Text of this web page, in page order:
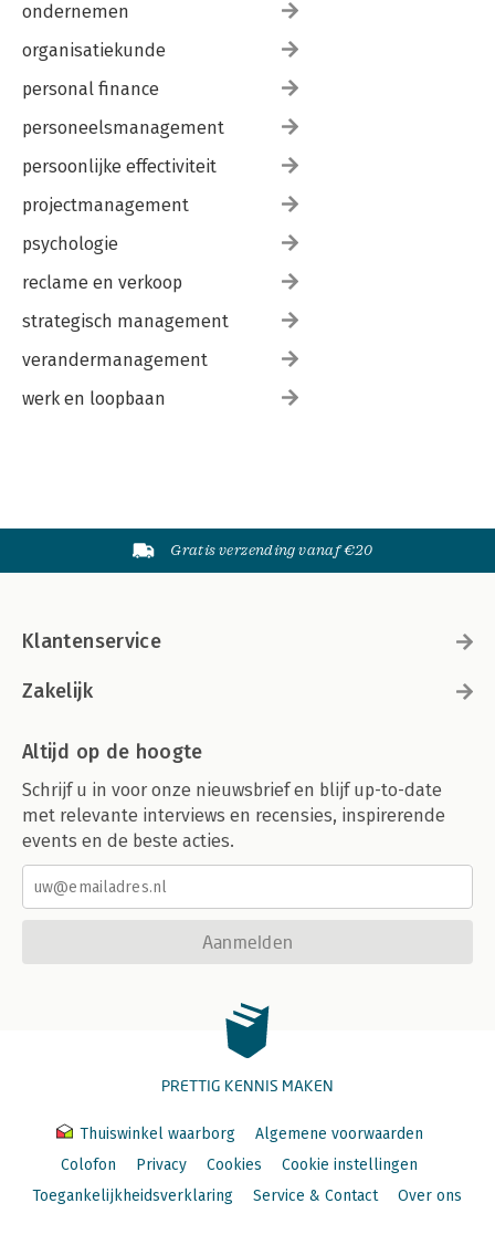
ondernemen
organisatiekunde
personal finance
personeelsmanagement
persoonlijke effectiviteit
projectmanagement
psychologie
reclame en verkoop
strategisch management
verandermanagement
werk en loopbaan
Gratis verzending vanaf €20
Klantenservice
Zakelijk
Altijd op de hoogte
Schrijf u in voor onze nieuwsbrief en blijf up-to-date
met relevante interviews en recensies, inspirerende
events en de beste acties.
Aanmelden
PRETTIG KENNIS MAKEN
Thuiswinkel waarborg
Algemene voorwaarden
Colofon
Privacy Cookies
Cookie instellingen
Toegankelijkheidsverklaring
Service & Contact Over ons